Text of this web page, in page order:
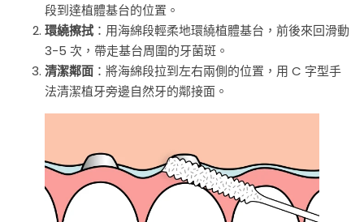
段到達植體基台的位置。
環繞擦拭 ：用海綿段輕柔地環繞植體基台，前後來回滑動
3-5 次，帶走基台周圍的牙菌斑。
清潔鄰面 ：將海綿段拉到左右兩側的位置，用 C 字型手
法清潔植牙旁邊自然牙的鄰接面。